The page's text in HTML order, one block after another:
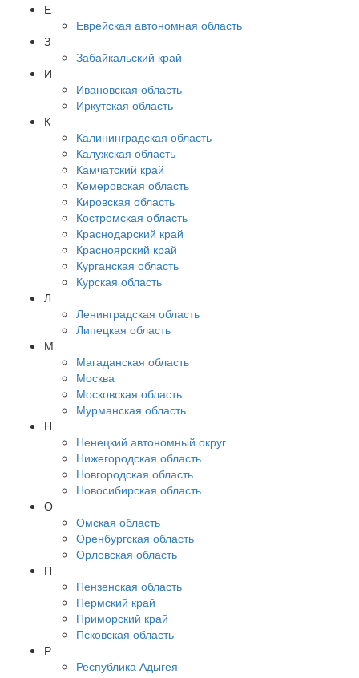
Е
Еврейская автономная область
З
Забайкальский край
И
Ивановская область
Иркутская область
К
Калининградская область
Калужская область
Камчатский край
Кемеровская область
Кировская область
Костромская область
Краснодарский край
Красноярский край
Курганская область
Курская область
Л
Ленинградская область
Липецкая область
М
Магаданская область
Москва
Московская область
Мурманская область
Н
Ненецкий автономный округ
Нижегородская область
Новгородская область
Новосибирская область
О
Омская область
Оренбургская область
Орловская область
П
Пензенская область
Пермский край
Приморский край
Псковская область
Р
Республика Адыгея